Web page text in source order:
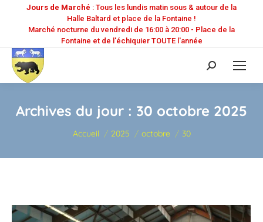
Jours de Marché : Tous les lundis matin sous & autour de la
Halle Baltard et place de la Fontaine !
Marché nocturne du vendredi de 16:00 à 20:00 - Place de la
Fontaine et de l'échiquier TOUTE l'année
Recherche
:
Archives du jour : 30 octobre 2025
Vous êtes ici :
Accueil 2025 octobre 30